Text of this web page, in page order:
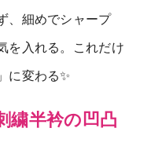
、細めでシャープ
を入れる。これだけ
に変わる✨
繍半衿の凹凸